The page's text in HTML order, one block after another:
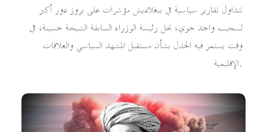
تتداول تقارير سياسية في بنغلاديش مؤشرات على بروز دور أكبر
لسجيب واجد جوي، نجل رئيسة الوزراء السابقة الشيخة حسينة، في
وقت يستمر فيه الجدل بشأن مستقبل المشهد السياسي والعلاقات
الإقليمية.